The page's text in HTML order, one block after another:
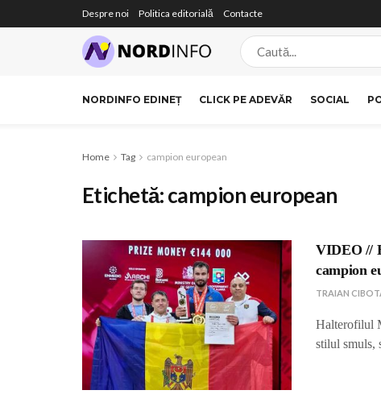
Despre noi Politica editorială Contacte
NORDINFO EDINEȚ CLICK PE ADEVĂR SOCIAL
Home Tag campion european
Etichetă:campion european
VIDEO //
campion
TRAIAN
Halterofilul
stilul smuls,